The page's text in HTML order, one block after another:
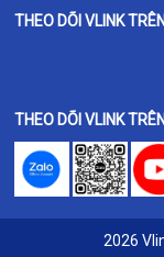
THEO DÕI VLINK
THEO DÕI VLINK
2026